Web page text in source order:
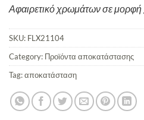
Αφαιρετικό χρωμάτων σε μορφή
SKU: FLX21104
Category: Προϊόντα αποκατάστασης
Tag:αποκατάσταση